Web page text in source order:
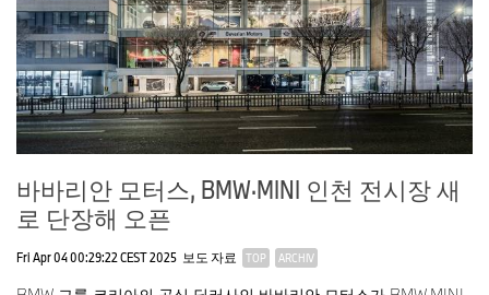
바바리안 모터스, BMW·MINI 인천 전시장 새
로 단장해 오픈
Fri Apr 04 00:29:22 CEST 2025 보도 자료 TOP ARCHIV